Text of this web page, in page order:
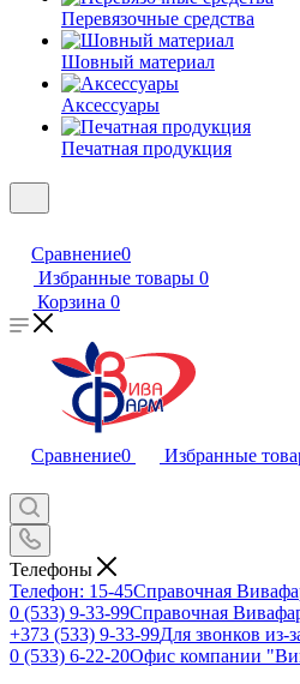
Перевязочные средства
Шовный материал
Аксессуары
Печатная продукция
Сравнение0
Избранные товары 0
Корзина 0
Сравнение0 Избранные
Телефоны
Телефон: 15-45Справочная
0 (533) 9-33-99Справочная
+373 (533) 9-33-99Для звонков из-
0 (533) 6-22-20Офис компании